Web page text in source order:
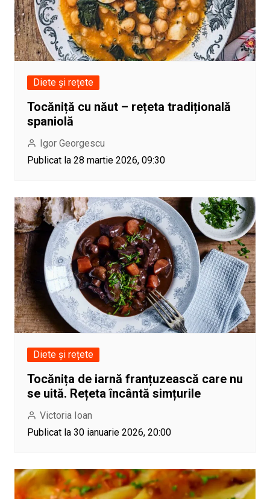
Diete și rețete
Tocăniță cu năut – rețeta tradițională
spaniolă
Igor Georgescu
Publicat la 28 martie 2026, 09:30
Diete și rețete
Tocănița de iarnă franțuzească care nu
se uită. Rețeta încântă simțurile
Victoria Ioan
Publicat la 30 ianuarie 2026, 20:00